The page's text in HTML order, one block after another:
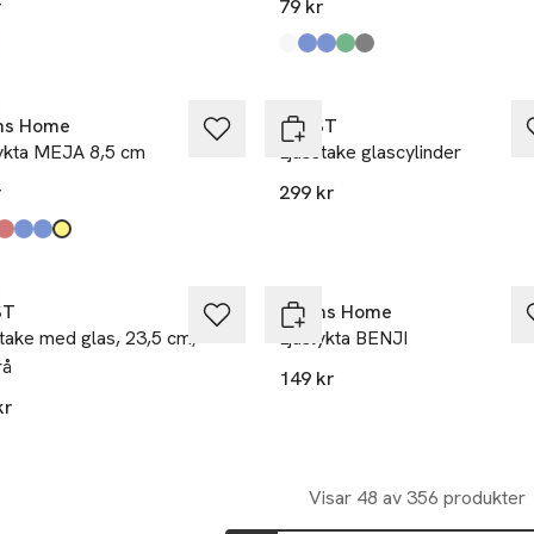
finns i färgerna:
79 kr
Produkten finns i färgerna:
Clear,
Lt Blue,
Blue,
Green,
Grey,
Home
MEJA 8,5 cm
finns i färgerna:
,Grey,
Blue,
,
,
ERNST
Ljusstake glascylinder
299 kr
med glas, 23,5 cm,
Åhléns Home
Ljuslykta BENJI
149 kr
Visar 48 av 356 produkter